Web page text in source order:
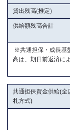
貸出残高(推定)
供給額残高合計
※共通担保・成長基
高は、期日前返済に
共通担保資金供給(全
札方式)